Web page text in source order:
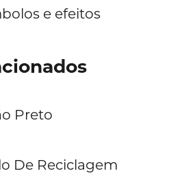
e efeitos
Preto
De Reciclagem